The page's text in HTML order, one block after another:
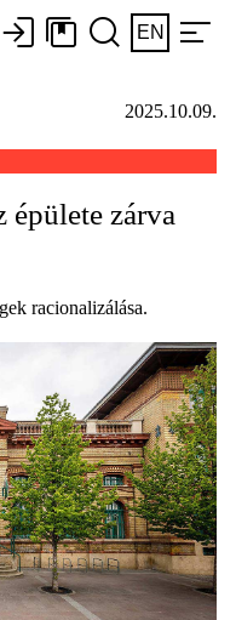
EN
2025.10.09.
épülete zárva
racionalizálása.